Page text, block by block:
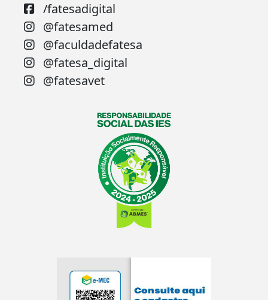
/fatesadigital
@fatesamed
@faculdadefatesa
@fatesa_digital
@fatesavet